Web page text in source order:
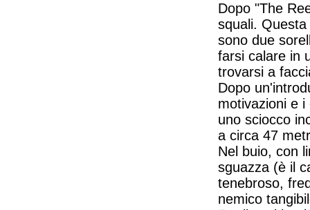
Dopo "The
squali.
sono due
farsi calare in
trovarsi a
Dopo
motivazioni e
uno sciocco
a circa 47
Nel buio, con
sguazza (è il
tenebroso,
nemico